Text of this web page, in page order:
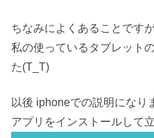
ちなみによくあることです
私の使っているタブレット
た(T_T)
以後 iphoneでの説明になり
アプリをインストールして